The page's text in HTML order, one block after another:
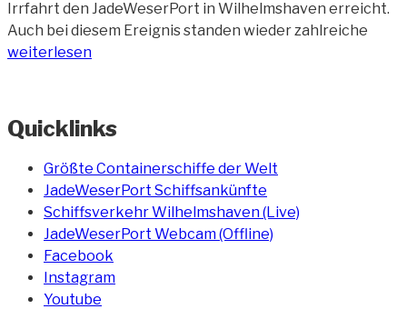
Irrfahrt den JadeWeserPort in Wilhelmshaven erreicht.
Auch bei diesem Ereignis standen wieder zahlreiche
weiterlesen
Quicklinks
Größte Containerschiffe der Welt
JadeWeserPort Schiffsankünfte
Schiffsverkehr Wilhelmshaven (Live)
JadeWeserPort Webcam (Offline)
Facebook
Instagram
Youtube